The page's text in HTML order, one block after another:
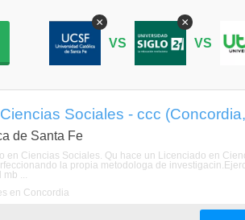
×
VS
×
VS
Sociales - ccc
de Santa Fe
en Ciencias Sociales. Qu hace un Licenciado en
la propia metodologa de
mb ...
en Concordia